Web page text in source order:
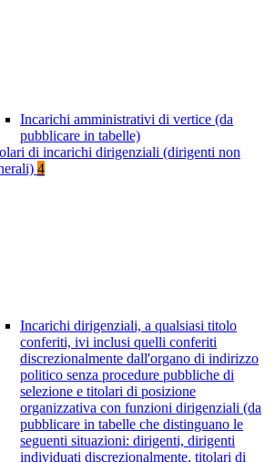
Incarichi amministrativi di vertice (da
pubblicare in tabelle)
di incarichi dirigenziali (dirigenti non
4
Incarichi dirigenziali, a qualsiasi titolo
conferiti, ivi inclusi quelli conferiti
discrezionalmente dall'organo di indirizzo
politico senza procedure pubbliche di
selezione e titolari di posizione
organizzativa con funzioni dirigenziali (da
pubblicare in tabelle che distinguano le
seguenti situazioni: dirigenti, dirigenti
individuati discrezionalmente, titolari di